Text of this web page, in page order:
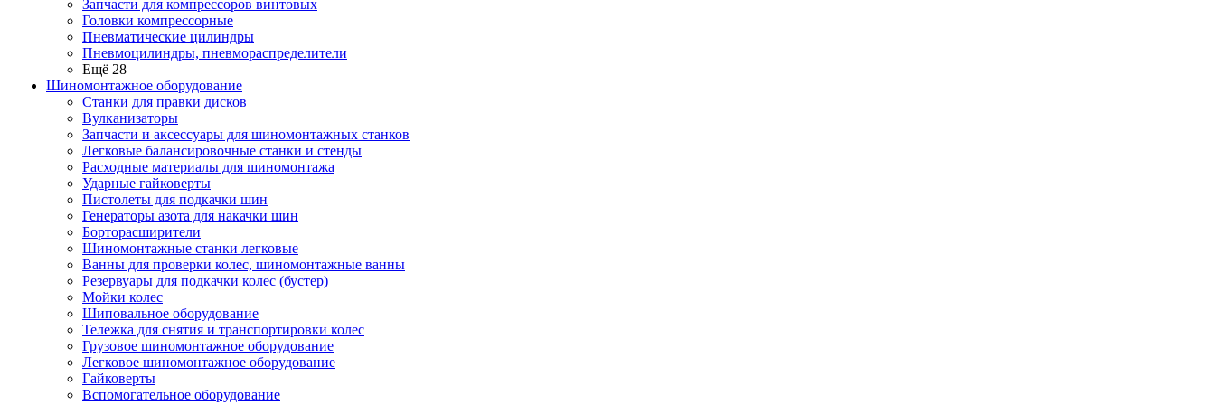
Запчасти для компрессоров винтовых
Головки компрессорные
Пневматические цилиндры
Пневмоцилиндры, пневмораспределители
Ещё 28
Шиномонтажное оборудование
Станки для правки дисков
Вулканизаторы
Запчасти и аксессуары для шиномонтажных станков
Легковые балансировочные станки и стенды
Расходные материалы для шиномонтажа
Ударные гайковерты
Пистолеты для подкачки шин
Генераторы азота для накачки шин
Борторасширители
Шиномонтажные станки легковые
Ванны для проверки колес, шиномонтажные ванны
Резервуары для подкачки колес (бустер)
Мойки колес
Шиповальное оборудование
Тележка для снятия и транспортировки колес
Грузовое шиномонтажное оборудование
Легковое шиномонтажное оборудование
Гайковерты
Вспомогательное оборудование